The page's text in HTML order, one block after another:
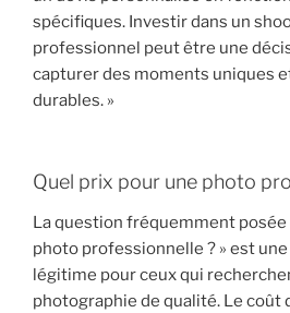
spécifiques. Investir dans un
professionnel peut être une
capturer des moments uniques
durables. »
Quel prix pour une photo
La question fréquemment posée
photo professionnelle ? » est
légitime pour ceux qui
photographie de qualité. Le coût